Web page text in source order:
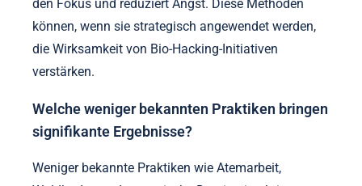
Praktiken kann die Bio-Hacking-Ergebnisse erheblich
verbessern. Techniken wie Variationen der
Atemarbeit, sensorische Deprivation und
geistige Klarheit und körperliche Leistung.
Atemarbeit, wie holotropes Atmen, kann veränderte
und kognitive Flexibilität fördern. Sensorische